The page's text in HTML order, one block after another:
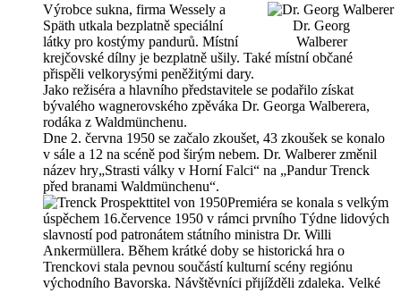
Dr. Georg
Walberer
Výrobce sukna, firma Wessely a
Späth utkala bezplatně speciální
látky pro kostýmy pandurů. Místní
krejčovské dílny je bezplatně ušily. Také místní občané
přispěli velkorysými peněžitými dary.
Jako režiséra a hlavního představitele se podařilo získat
bývalého wagnerovského zpěváka Dr. Georga Walberera,
rodáka z Waldmünchenu.
Dne 2. června 1950 se začalo zkoušet, 43 zkoušek se konalo
v sále a 12 na scéně pod širým nebem. Dr. Walberer změnil
název hry„Strasti války v Horní Falci“ na „Pandur Trenck
před branami Waldmünchenu“.
Premiéra se konala s velkým
úspěchem 16.července 1950 v rámci prvního Týdne lidových
slavností pod patronátem státního ministra Dr. Willi
Ankermüllera. Během krátké doby se historická hra o
Trenckovi stala pevnou součástí kulturní scény regiónu
východního Bavorska. Návštěvníci přijížděli zdaleka. Velké